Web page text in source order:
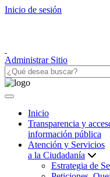
Inicio de sesión
Administrar Sitio
Inicio
Transparencia y
información pública
Atención y Servicios
a la Ciudadanía
Estrategia de